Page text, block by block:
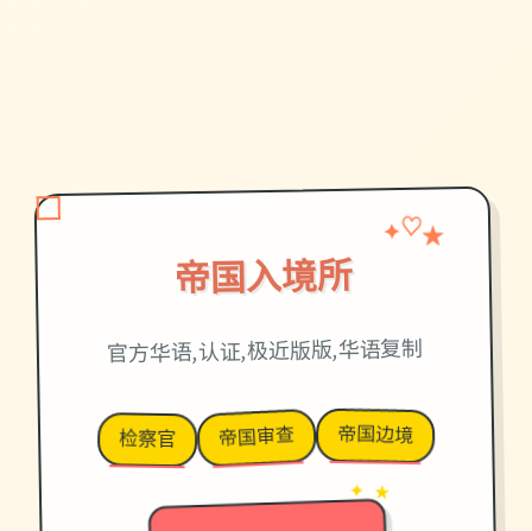
帝国入境所
✦♡★
官方华语,认证,极近版版,华语复制
检察官 帝国审查 帝国边境
→
✦ ★